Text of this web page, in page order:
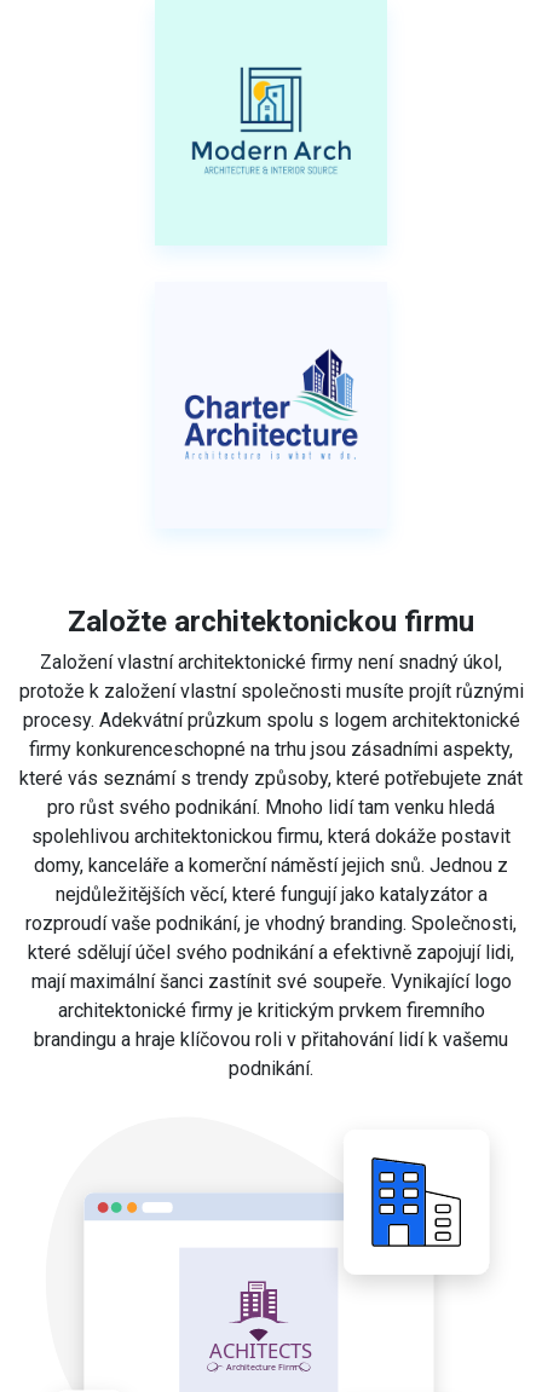
Založte architektonickou firmu
Založení vlastní architektonické firmy není snadný úkol,
protože k založení vlastní společnosti musíte projít různými
procesy. Adekvátní průzkum spolu s logem architektonické
firmy konkurenceschopné na trhu jsou zásadními aspekty,
které vás seznámí s trendy způsoby, které potřebujete znát
pro růst svého podnikání. Mnoho lidí tam venku hledá
spolehlivou architektonickou firmu, která dokáže postavit
domy, kanceláře a komerční náměstí jejich snů. Jednou z
nejdůležitějších věcí, které fungují jako katalyzátor a
rozproudí vaše podnikání, je vhodný branding. Společnosti,
které sdělují účel svého podnikání a efektivně zapojují lidi,
mají maximální šanci zastínit své soupeře. Vynikající logo
architektonické firmy je kritickým prvkem firemního
brandingu a hraje klíčovou roli v přitahování lidí k vašemu
podnikání.